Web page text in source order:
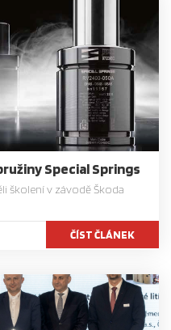
Special Springs
školení v závodě Škoda
ČÍST ČLÁNEK